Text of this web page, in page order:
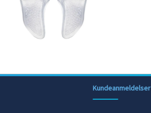
Kundeanmeldelser